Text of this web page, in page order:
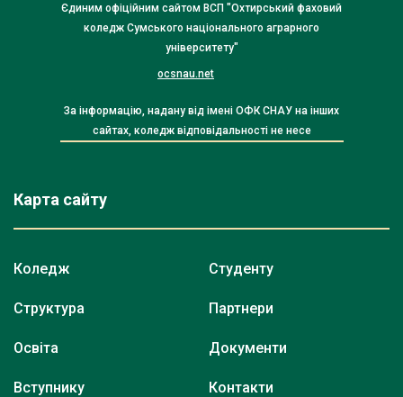
Єдиним офіційним сайтом ВСП "Охтирський фаховий
коледж Сумського національного аграрного
університету"
ocsnau.net
За інформацію, надану від імені ОФК СНАУ на інших
сайтах, коледж відповідальності не несе
Карта сайту
Коледж
Структура
Освіта
Вступнику
Студенту
Партнери
Документи
Контакти